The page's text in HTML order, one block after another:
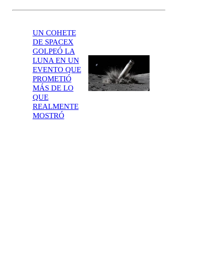
UN COHETE
DE SPACEX
GOLPEÓ LA
LUNA EN UN
EVENTO QUE
PROMETIÓ
MÁS DE LO
QUE
REALMENTE
MOSTRÓ